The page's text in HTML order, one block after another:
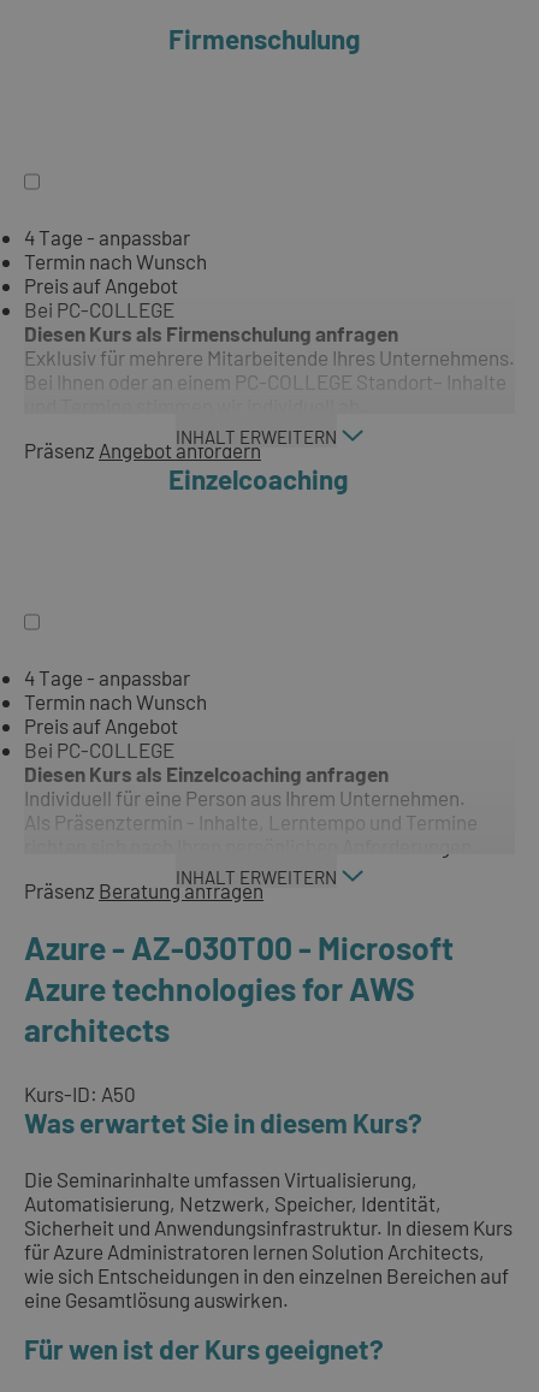
Firmenschulung
4 Tage - anpassbar
Termin nach Wunsch
Preis auf Angebot
Bei PC-COLLEGE
Diesen Kurs als Firmenschulung anfragen
Exklusiv für mehrere Mitarbeitende Ihres Unternehmens.
Bei Ihnen oder an einem PC-COLLEGE Standort– Inhalte
INHALT ERWEITERN
Präsenz Angebot anfordern
Einzelcoaching
4 Tage - anpassbar
Termin nach Wunsch
Preis auf Angebot
Bei PC-COLLEGE
Diesen Kurs als Einzelcoaching anfragen
Individuell für eine Person aus Ihrem Unternehmen.
Als Präsenztermin - Inhalte, Lerntempo und Termine
INHALT ERWEITERN
Präsenz Beratung anfragen
Azure - AZ-030T00 - Microsoft
Azure technologies for AWS
architects
Kurs-ID: A50
Was erwartet Sie in diesem Kurs?
Die Seminarinhalte umfassen Virtualisierung,
Automatisierung, Netzwerk, Speicher, Identität,
Sicherheit und Anwendungsinfrastruktur. In diesem Kurs
für Azure Administratoren lernen Solution Architects,
wie sich Entscheidungen in den einzelnen Bereichen auf
eine Gesamtlösung auswirken.
Für wen ist der Kurs geeignet?